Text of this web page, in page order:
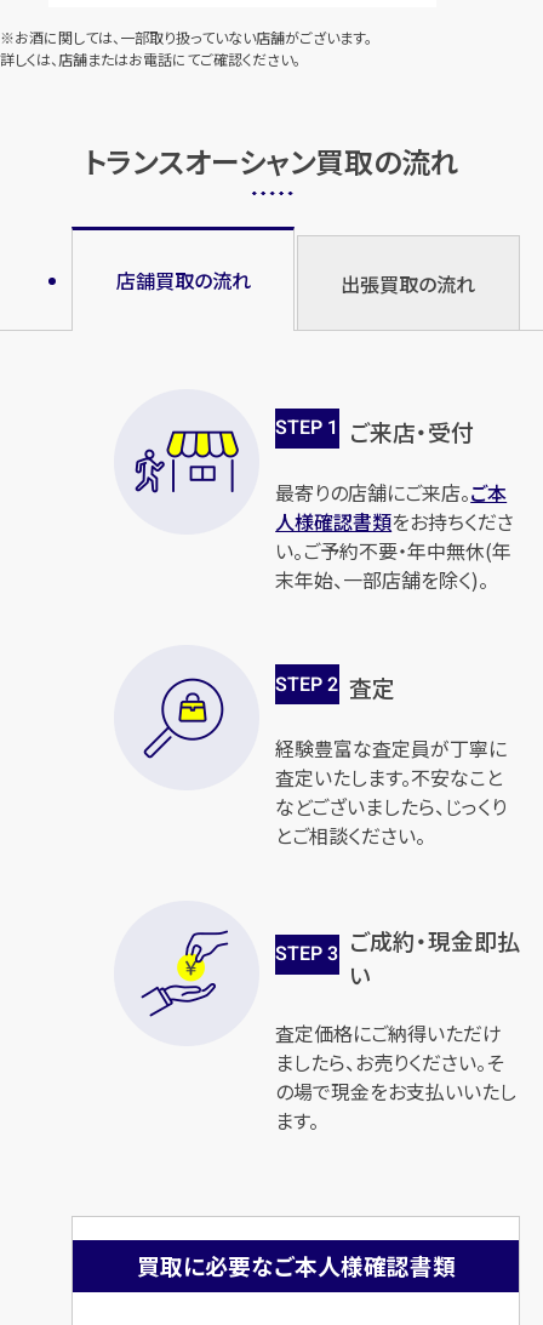
※お酒に関しては、一部取り扱っていない店舗がございます。
詳しくは、店舗またはお電話にてご確認ください。
トランスオーシャン買取の流れ
店舗買取の流れ 出張買取の流れ
STEP 1 ご来店・受付
最寄りの店舗にご来店。ご本
人様確認書類をお持ちくださ
い。ご予約不要・年中無休(年
末年始、一部店舗を除く)。
STEP2 査定
経験豊富な査定員が丁寧に
査定いたします。不安なこと
などございましたら、じっくり
とご相談ください。
STEP3 ご成約・現金即払
い
査定価格にご納得いただけ
ましたら、お売りください。そ
の場で現金をお支払いいたし
ます。
買取に必要なご本人様確認書類